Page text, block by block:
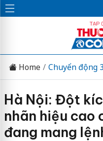
Home Chuyển động
Hà Nội: Đột
nhãn hiệu cao
đang mang